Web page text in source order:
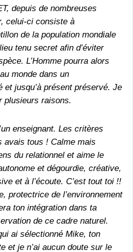
depuis de nombreuses
celui-ci consiste à
de la population mondiale
tenu secret afin d’éviter
L’Homme pourra alors
monde dans un
et jusqu’à présent préservé. Je
plusieurs raisons.
enseignant. Les critères
avais tous ! Calme mais
du relationnel et aime le
et dégourdie, créative,
et à l’écoute. C’est tout toi !!
protectrice de l’environnement
ton intégration dans ta
de ce cadre naturel.
ai sélectionné Mike, ton
et je n’ai aucun doute sur le